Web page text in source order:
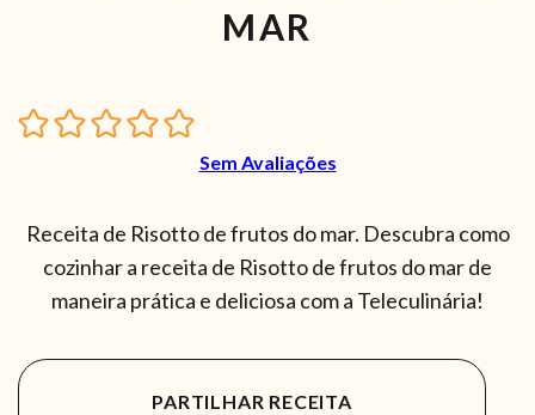
MAR
Sem Avaliações
Receita de Risotto de frutos do mar. Descubra como
cozinhar a receita de Risotto de frutos do mar de
maneira prática e deliciosa com a Teleculinária!
PARTILHAR RECEITA